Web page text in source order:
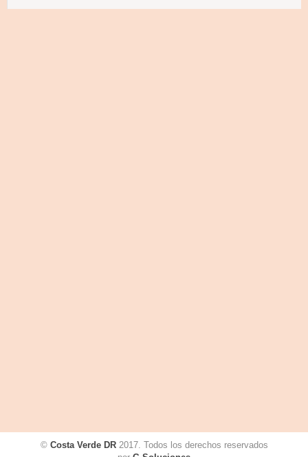
© Costa Verde DR2017. Todos los derechos reservados